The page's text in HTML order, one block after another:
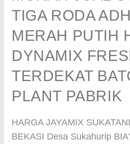
TIGA RODA
MERAH PUTIH
DYNAMIX
TERDEKAT
PLANT PABRIK
HARGA JAYAMIX
BEKASI Desa Sukahurip